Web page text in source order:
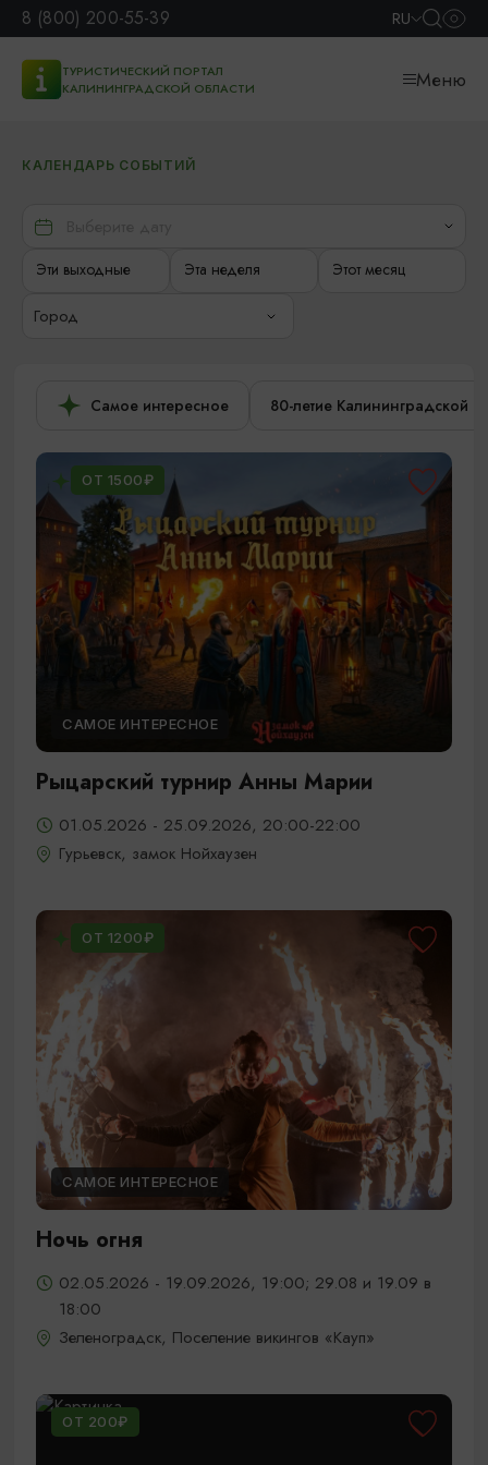
8 (800) 200-55-39 RU
ТУРИСТИЧЕСКИЙ ПОРТАЛ
КАЛИНИНГРАДСКОЙ ОБЛАСТИ
Меню
КАЛЕНДАРЬ СОБЫТИЙ
Эти выходные Эта неделя Этот месяц
Город
Самое интересное 80-летие Калининградской
ОТ 1500₽
САМОЕ ИНТЕРЕСНОЕ
Рыцарский турнир Анны Марии
01.05.2026 - 25.09.2026, 20:00-22:00
Гурьевск, замок Нойхаузен
ОТ 1200₽
САМОЕ ИНТЕРЕСНОЕ
Ночь огня
02.05.2026 - 19.09.2026, 19:00; 29.08 и 19.09 в
18:00
Зеленоградск, Поселение викингов «Кауп»
ОТ 200₽